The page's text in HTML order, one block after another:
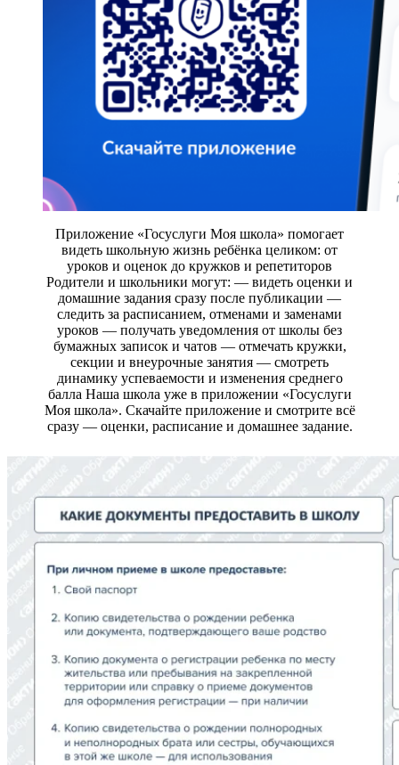
Приложение «Госуслуги Моя школа» помогает
видеть школьную жизнь ребёнка целиком: от
уроков и оценок до кружков и репетиторов
Родители и школьники могут: — видеть оценки и
домашние задания сразу после публикации —
следить за расписанием, отменами и заменами
уроков — получать уведомления от школы без
бумажных записок и чатов — отмечать кружки,
секции и внеурочные занятия — смотреть
динамику успеваемости и изменения среднего
балла Наша школа уже в приложении «Госуслуги
Моя школа». Скачайте приложение и смотрите всё
сразу — оценки, расписание и домашнее задание.